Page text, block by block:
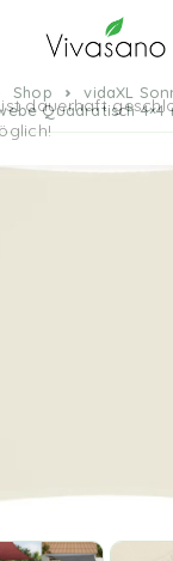
Shop
vidaXL
Quadratisch 4×4